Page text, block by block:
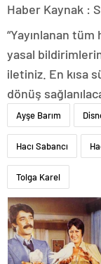
Haber Kaynak :
“Yayınlanan
yasal
iletiniz. En kısa
dönüş
Ayşe Barım
Hacı Sabancı
Tolga Karel